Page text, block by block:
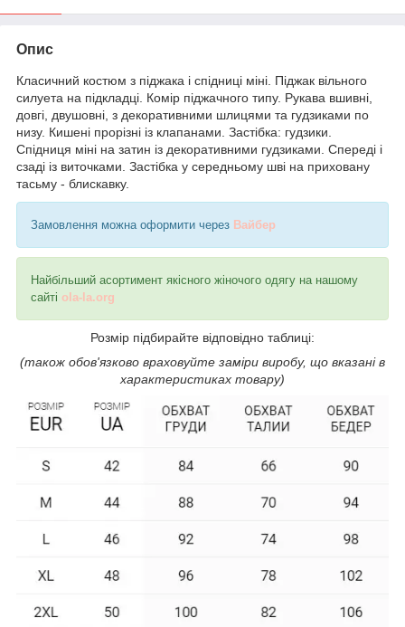
Опис
Класичний костюм з піджака і спідниці міні. Піджак вільного
силуета на підкладці. Комір піджачного типу. Рукава вшивні,
довгі, двушовні, з декоративними шлицями та гудзиками по
низу. Кишені прорізні із клапанами. Застібка: гудзики.
Спідниця міні на затин із декоративними гудзиками. Спереді і
сзаді із виточками. Застібка у середньому шві на приховану
тасьму - блискавку.
Замовлення можна оформити через Вайбер
Найбільший асортимент якісного жіночого одягу на нашому
сайті ola-la.org
Розмір підбирайте відповідно таблиці:
(також обов'язково враховуйте заміри виробу, що вказані в
характеристиках товару)